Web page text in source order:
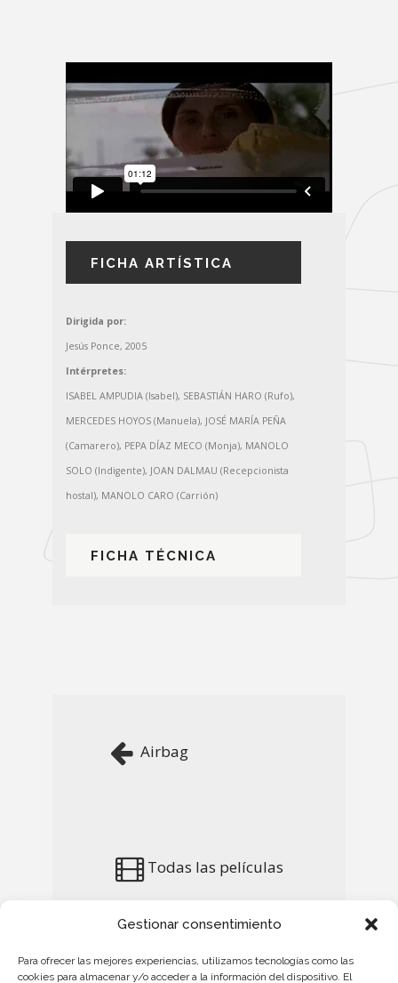
Gestionar consentimiento
Para ofrecer las mejores experiencias, utilizamos tecnologías como las
cookies para almacenar y/o acceder a la información del dispositivo. El
FICHA ARTÍSTICA
Dirigida por:
Jesús Ponce, 2005
Intérpretes:
ISABEL AMPUDIA (Isabel), SEBASTIÁN HARO (Rufo),
MERCEDES HOYOS (Manuela), JOSÉ MARÍA PEÑA
(Camarero), PEPA DÍAZ MECO (Monja), MANOLO
SOLO (Indigente), JOAN DALMAU (Recepcionista
hostal), MANOLO CARO (Carrión)
FICHA TÉCNICA
Airbag
Todas las películas